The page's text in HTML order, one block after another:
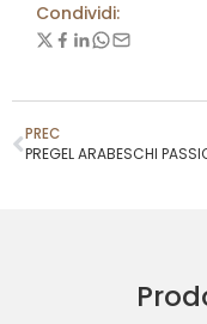
Condividi:
PREC
PREGEL ARABESCHI